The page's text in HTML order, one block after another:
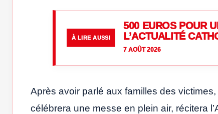
À LIRE AUSSI
500 EUROS POUR
L’ACTUALITÉ
7 AOÛT 2026
Après avoir parlé aux familles des
célébrera une messe en plein air, récitera